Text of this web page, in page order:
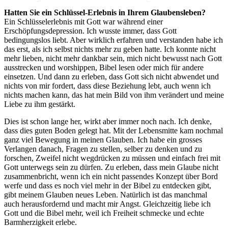
Hatten Sie ein Schlüssel-Erlebnis in Ihrem Glaubensleben?
Ein Schlüsselerlebnis mit Gott war während einer
Erschöpfungsdepression. Ich wusste immer, dass Gott
bedingungslos liebt. Aber wirklich erfahren und verstanden habe ich
das erst, als ich selbst nichts mehr zu geben hatte. Ich konnte nicht
mehr lieben, nicht mehr dankbar sein, mich nicht bewusst nach Gott
ausstrecken und worshippen, Bibel lesen oder mich für andere
einsetzen. Und dann zu erleben, dass Gott sich nicht abwendet und
nichts von mir fordert, dass diese Beziehung lebt, auch wenn ich
nichts machen kann, das hat mein Bild von ihm verändert und meine
Liebe zu ihm gestärkt.
Dies ist schon lange her, wirkt aber immer noch nach. Ich denke,
dass dies guten Boden gelegt hat. Mit der Lebensmitte kam nochmal
ganz viel Bewegung in meinen Glauben. Ich habe ein grosses
Verlangen danach, Fragen zu stellen, selber zu denken und zu
forschen, Zweifel nicht wegdrücken zu müssen und einfach frei mit
Gott unterwegs sein zu dürfen. Zu erleben, dass mein Glaube nicht
zusammenbricht, wenn ich ein nicht passendes Konzept über Bord
werfe und dass es noch viel mehr in der Bibel zu entdecken gibt,
gibt meinem Glauben neues Leben. Natürlich ist das manchmal
auch herausfordernd und macht mir Angst. Gleichzeitig liebe ich
Gott und die Bibel mehr, weil ich Freiheit schmecke und echte
Barmherzigkeit erlebe.